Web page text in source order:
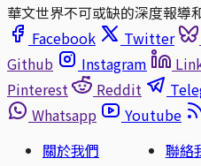
華文世界不可或缺的深度報導
Facebook
Twitter
Github
Instagram
Pinterest
Reddit
Whatsapp
Youtube
關於我們
聯絡